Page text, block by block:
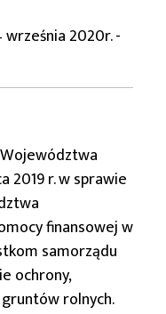
września 2020r. -
2019 r. w sprawie
finansowej w
samorządu
ochrony,
rolnych.